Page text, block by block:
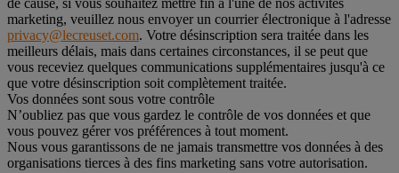
marketing, veuillez nous envoyer un courrier électronique à l'adresse
privacy@lecreuset.com. Votre désinscription sera traitée dans les
meilleurs délais, mais dans certaines circonstances, il se peut que
vous receviez quelques communications supplémentaires jusqu'à ce
que votre désinscription soit complètement traitée.
Vos données sont sous votre contrôle
N’oubliez pas que vous gardez le contrôle de vos données et que
vous pouvez gérer vos préférences à tout moment.
Nous vous garantissons de ne jamais transmettre vos données à des
organisations tierces à des fins marketing sans votre autorisation.